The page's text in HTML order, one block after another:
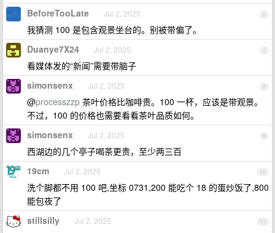
6
BeforeTooLate Jul 2, 2025
我猜测 100 是包含观景坐台的。别被带偏了。
7
Duanye7X24 Jul 2, 2025
看媒体发的“新闻”需要带脑子
8
simonsenx Jul 2, 2025
@processzzp 茶叶价格比咖啡贵。100 一杯，应该是带观景。
不过，100 的价格也需要看看茶叶品质如何。
9
simonsenx Jul 2, 2025
西湖边的几个亭子喝茶更贵，至少两三百
10
19cm Jul 2, 2025
洗个脚都不用 100 吧,坐标 0731,200 能吃个 18 的蛋炒饭了,800
能包夜了
11
stillsilly Jul 2, 2025